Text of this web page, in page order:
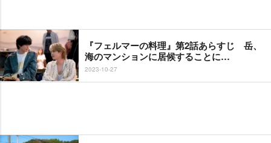
『フェルマーの料理』第2話あらすじ 岳、
海のマンションに居候することに…
2023-10-27